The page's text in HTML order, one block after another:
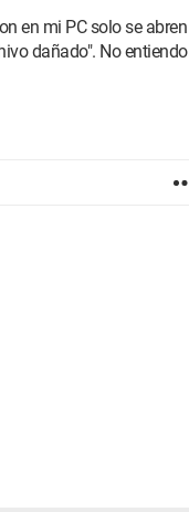
en mi PC solo se abren
dañado". No entiendo